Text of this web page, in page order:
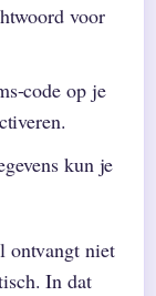
voor
code op je
kun je
ontvangt niet
In dat